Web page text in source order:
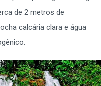
de 2 metros de
calcária clara e água